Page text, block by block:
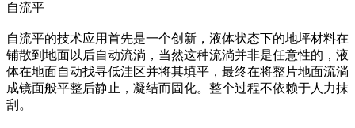
自流平
自流平的技术应用首先是一个创新，液体状态下的地坪材料在
铺散到地面以后自动流淌，当然这种流淌并非是任意性的，液
体在地面自动找寻低洼区并将其填平，最终在将整片地面流淌
成镜面般平整后静止，凝结而固化。整个过程不依赖于人力抹
刮。